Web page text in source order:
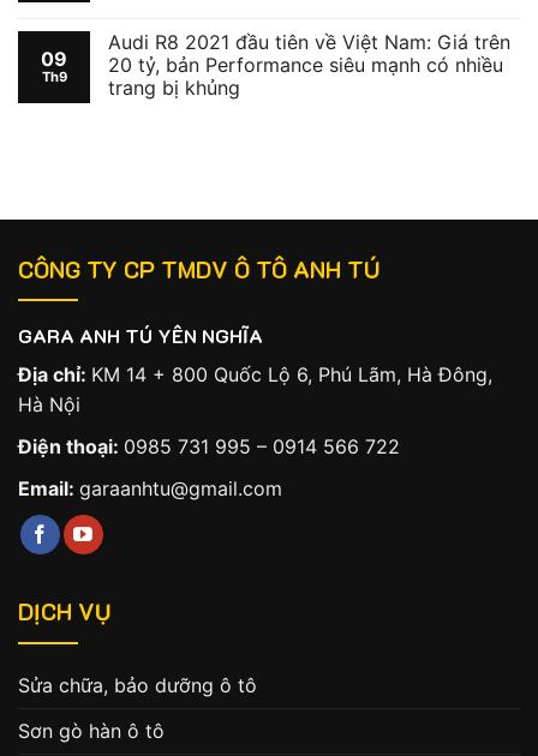
09
Th9
Audi R8 2021 đầu tiên về Việt Nam: Giá trên
20 tỷ, bản Performance siêu mạnh có nhiều
trang bị khủng
CÔNG TY CP TMDV Ô TÔ ANH TÚ
GARA ANH TÚ YÊN NGHĨA
Địa chỉ: KM 14 + 800 Quốc Lộ 6, Phú Lãm, Hà Đông,
Hà Nội
Điện thoại: 0985 731 995 – 0914 566 722
Email: garaanhtu@gmail.com
DỊCH VỤ
Sửa chữa, bảo dưỡng ô tô
Sơn gò hàn ô tô